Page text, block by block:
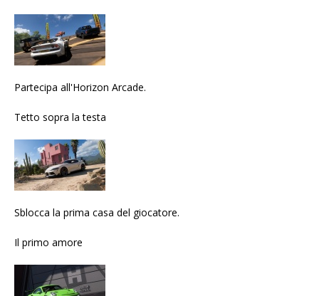
Partecipa all'Horizon Arcade.
Tetto sopra la testa
Sblocca la prima casa del giocatore.
Il primo amore